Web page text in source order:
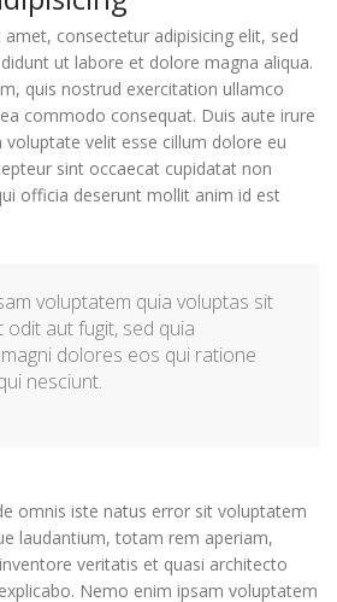
consectetur adipisicing elit, sed
ut labore et dolore magna aliqua.
quis nostrud exercitation ullamco
commodo consequat. Duis aute irure
velit esse cillum dolore eu
sint occaecat cupidatat non
officia deserunt mollit anim id est
voluptatem quia voluptas sit
aut fugit, sed quia
dolores eos qui ratione
nesciunt.
omnis iste natus error sit voluptatem
laudantium, totam rem aperiam,
veritatis et quasi architecto
Nemo enim ipsam voluptatem